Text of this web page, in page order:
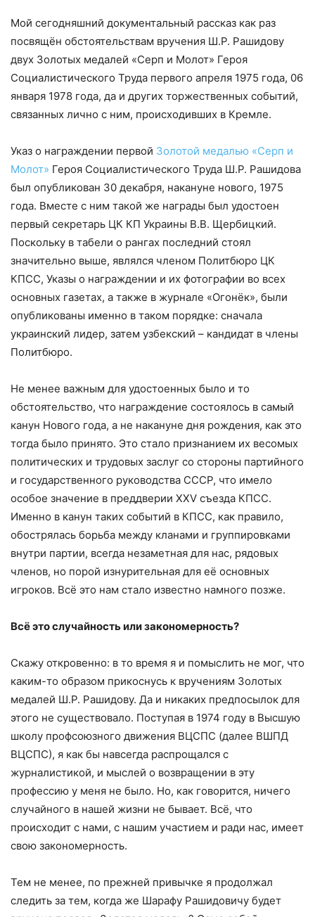
Мой сегодняшний документальный рассказ как раз
посвящён обстоятельствам вручения Ш.Р. Рашидову
двух Золотых медалей «Серп и Молот» Героя
Социалистического Труда первого апреля 1975 года, 06
января 1978 года, да и других торжественных событий,
связанных лично с ним, происходивших в Кремле.
Указ о награждении первой Золотой медалью «Серп и
Молот» Героя Социалистического Труда Ш.Р. Рашидова
был опубликован 30 декабря, накануне нового, 1975
года. Вместе с ним такой же награды был удостоен
первый секретарь ЦК КП Украины В.В. Щербицкий.
Поскольку в табели о рангах последний стоял
значительно выше, являлся членом Политбюро ЦК
КПСС, Указы о награждении и их фотографии во всех
основных газетах, а также в журнале «Огонёк», были
опубликованы именно в таком порядке: сначала
украинский лидер, затем узбекский – кандидат в члены
Политбюро.
Не менее важным для удостоенных было и то
обстоятельство, что награждение состоялось в самый
канун Нового года, а не накануне дня рождения, как это
тогда было принято. Это стало признанием их весомых
политических и трудовых заслуг со стороны партийного
и государственного руководства СССР, что имело
особое значение в преддверии XXV съезда КПСС.
Именно в канун таких событий в КПСС, как правило,
обострялась борьба между кланами и группировками
внутри партии, всегда незаметная для нас, рядовых
членов, но порой изнурительная для её основных
игроков. Всё это нам стало известно намного позже.
Всё это случайность или закономерность?
Скажу откровенно: в то время я и помыслить не мог, что
каким-то образом прикоснусь к вручениям Золотых
медалей Ш.Р. Рашидову. Да и никаких предпосылок для
этого не существовало. Поступая в 1974 году в Высшую
школу профсоюзного движения ВЦСПС (далее ВШПД
ВЦСПС), я как бы навсегда распрощался с
журналистикой, и мыслей о возвращении в эту
профессию у меня не было. Но, как говорится, ничего
случайного в нашей жизни не бывает. Всё, что
происходит с нами, с нашим участием и ради нас, имеет
свою закономерность.
Тем не менее, по прежней привычке я продолжал
следить за тем, когда же Шарафу Рашидовичу будет